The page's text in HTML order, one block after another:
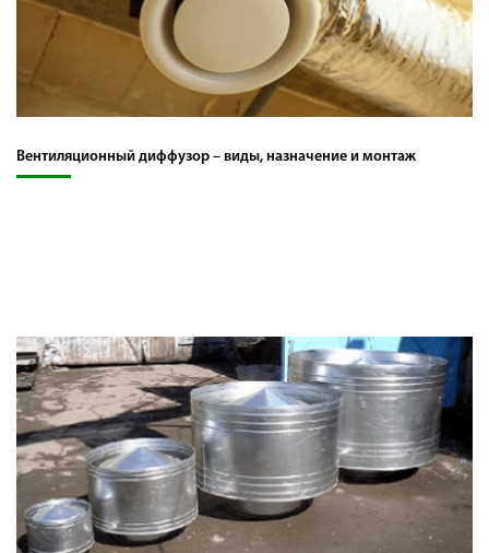
Вентиляционный диффузор – виды, назначение и монтаж